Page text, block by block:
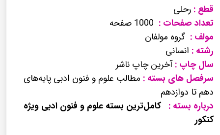
قطع : رحلی
تعداد صفحات :
مولف : گروه مولفان
رشته : انسانی
سال چاپ :آخرین چاپ ناشر
سرفصل های بسته : مطالب علوم و فنون ادبی پایه‌های
دهم تا دوازدهم
درباره بسته : کامل‌ترین بسته علوم و فنون ادبی ویژه
کنکور